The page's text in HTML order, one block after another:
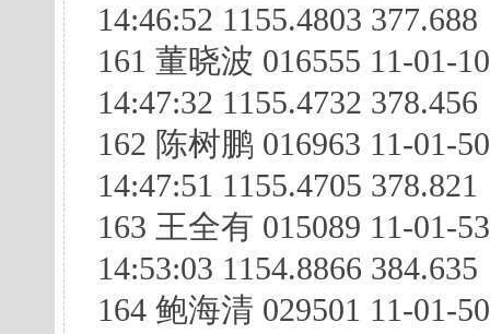
14:46:52 1155.4803 377.688
161 董晓波 016555 11-01-
14:47:32 1155.4732 378.456
162 陈树鹏 016963 11-01-
14:47:51 1155.4705 378.821
163 王全有 015089 11-01-
14:53:03 1154.8866 384.635
164 鲍海清 029501 11-01-